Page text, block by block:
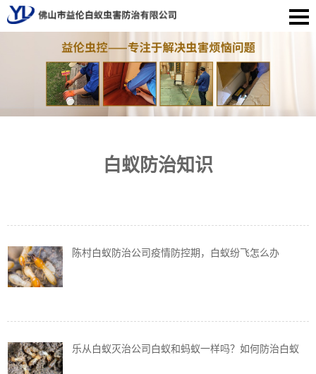
白蚁防治知识
陈村白蚁防治公司疫情防控期，白蚁纷飞怎么办
乐从白蚁灭治公司白蚁和蚂蚁一样吗？如何防治白蚁